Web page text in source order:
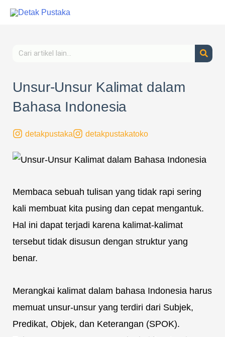
Lewati
Search
Unsur-Unsur Kalimat dalam
Bahasa Indonesia
detakpustaka detakpustakatoko
Membaca sebuah tulisan yang tidak rapi sering
kali membuat kita pusing dan cepat mengantuk.
Hal ini dapat terjadi karena kalimat-kalimat
tersebut tidak disusun dengan struktur yang
benar.
Merangkai kalimat dalam bahasa Indonesia harus
memuat unsur-unsur yang terdiri dari Subjek,
Predikat, Objek, dan Keterangan (SPOK).